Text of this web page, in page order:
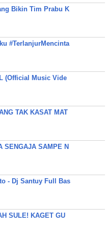
Bikin Tim Prabu K
#TerlanjurMencinta
(Official Music Vide
TAK KASAT MAT
SENGAJA SAMPE N
- Dj Santuy Full Bas
SULE! KAGET GU